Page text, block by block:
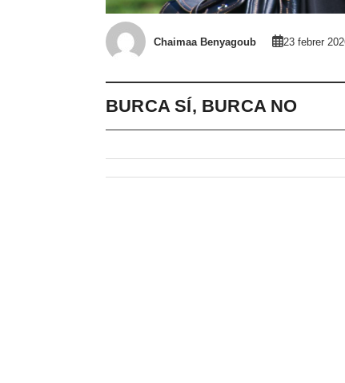
Chaimaa Benyagoub 23 febrer
BURCA SÍ, BURCA NO